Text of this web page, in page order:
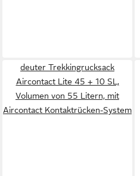
deuter Trekkingrucksack
Aircontact Lite 45 + 10 SL,
Volumen von 55 Litern, mit
Aircontact Kontaktrücken-System